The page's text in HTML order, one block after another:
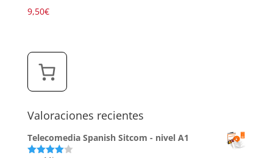
9,50€
Valoraciones recientes
Telecomedia Spanish Sitcom - nivel A1